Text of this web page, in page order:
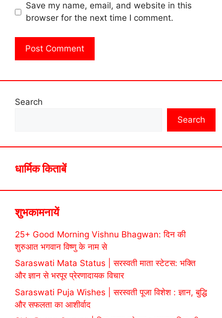
Save my name, email, and website in this
browser for the next time I comment.
Search
Search
धार्मिक किताबें
शुभकामनायें
25+ Good Morning Vishnu Bhagwan: दिन की
शुरुआत भगवान विष्णु के नाम से
Saraswati Mata Status | सरस्वती माता स्टेटस: भक्ति
और ज्ञान से भरपूर प्रेरणादायक विचार
Saraswati Puja Wishes | सरस्वती पूजा विशेश : ज्ञान, बुद्धि
और सफलता का आशीर्वाद